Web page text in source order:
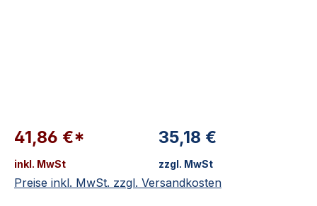
41,86 €*
inkl. MwSt
35,18 €
zzgl. MwSt
Preise inkl. MwSt. zzgl. Versandkosten